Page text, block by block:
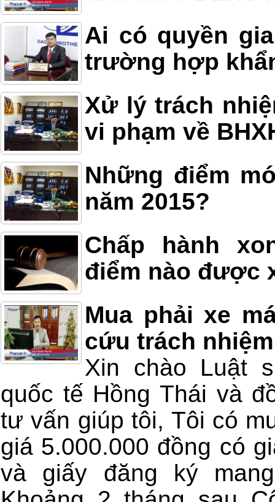
Ai có quyền
trường hợp
Xử lý trách
vi phạm về
Những điểm
năm 2015?
Chấp hành
điểm nào được
Mua phải xe
cứu trách
Xin chào Luật
quốc tế Hồng Thái và
tư vấn giúp tôi, Tôi có
giá 5.000.000 đồng có
và giấy đăng ký